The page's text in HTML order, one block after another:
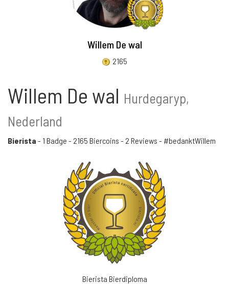
Willem De wal
2165
Willem De wal Hurdegaryp,
Nederland
Bierista - 1 Badge - 2165 Biercoins - 2 Reviews - #bedanktWillem
Bierista Bierdiploma